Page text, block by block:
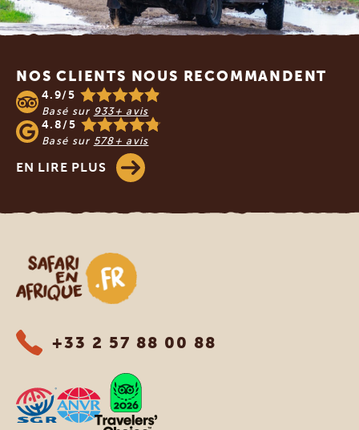
Footer
NOS CLIENTS NOUS RECOMMANDENT
4.9/5
Basé sur 933+ avis
4.8/5
Basé sur 578+ avis
EN LIRE PLUS
Safari en Afrique
+33 2 57 88 00 88